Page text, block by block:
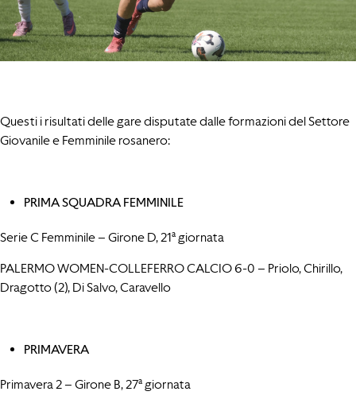
Questi i risultati delle gare disputate dalle formazioni del Settore
Giovanile e Femminile rosanero:
PRIMA SQUADRA FEMMINILE
Serie C Femminile – Girone D, 21ª giornata
PALERMO WOMEN-COLLEFERRO CALCIO 6-0 – Priolo, Chirillo,
Dragotto (2), Di Salvo, Caravello
PRIMAVERA
Primavera 2 – Girone B, 27ª giornata